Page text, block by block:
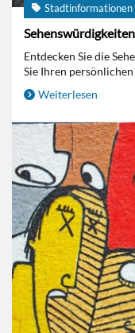
Stadtinformationen
Entdecken Sie die
Sie Ihren
Weiterlesen